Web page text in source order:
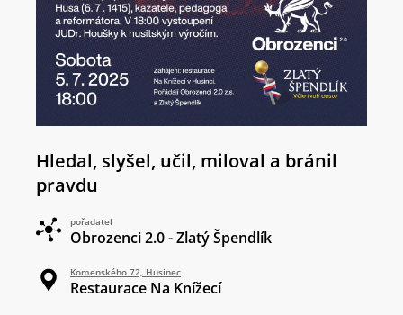
Hledal, slyšel, učil, miloval a bránil
pravdu
pořadatel
Obrozenci 2.0 - Zlatý Špendlík
Komenského 72, Husinec
Restaurace Na Knížecí